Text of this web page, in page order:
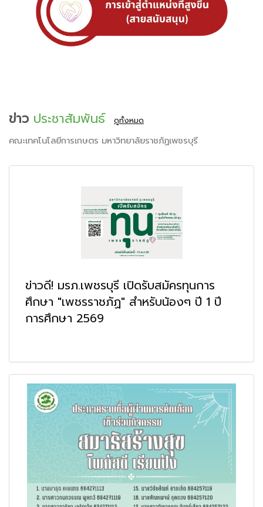
ข่าว ประชาสัมพันธ์ ดูทั้งหมด
คณะเทคโนโลยีการเกษตร มหาวิทยาลัยราชภัฏเพชรบุรี
ข่าวดี! มรภ.เพชรบุรี เปิดรับสมัครทุนการ
ศึกษา "เพชรราชภัฏ" สำหรับน้องๆ ปี 1 ปี
การศึกษา 2569